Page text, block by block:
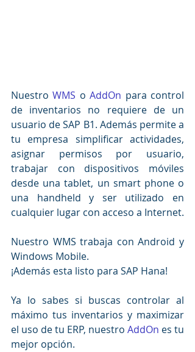
Nuestro WMS o AddOn para control
de inventarios no requiere de un
usuario de SAP B1. Además permite a
tu empresa simplificar actividades,
asignar permisos por usuario,
trabajar con dispositivos móviles
desde una tablet, un smart phone o
una handheld y ser utilizado en
cualquier lugar con acceso a Internet.
Nuestro WMS trabaja con Android y
Windows Mobile.
¡Además esta listo para SAP Hana!
Ya lo sabes si buscas controlar al
máximo tus inventarios y maximizar
el uso de tu ERP, nuestro AddOn es tu
mejor opción.